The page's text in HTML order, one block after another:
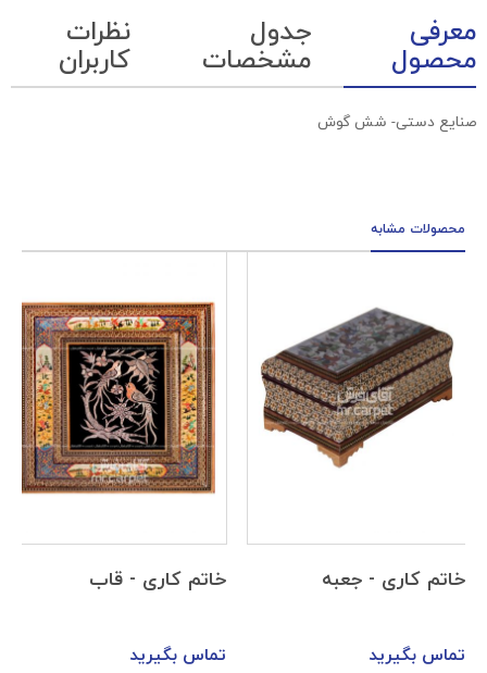
معرفی
محصول
جدول
مشخصات
نظرات
کاربران
صنایع دستی- شش گوش
محصولات مشابه
خاتم کاری - جعبه
تماس بگیرید
خاتم کاری - قاب
تماس بگیرید